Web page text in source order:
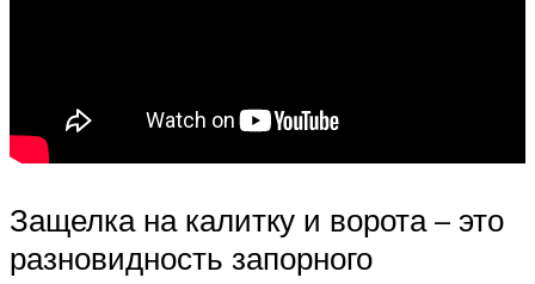
Защелка на калитку и ворота – это
разновидность запорного